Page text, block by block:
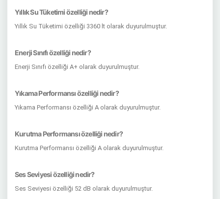
Yıllık Su Tüketimi özelliği nedir?
Yıllık Su Tüketimi özelliği 3360 lt olarak duyurulmuştur.
Enerji Sınıfı özelliği nedir?
Enerji Sınıfı özelliği A+ olarak duyurulmuştur.
Yıkama Performansı özelliği nedir?
Yıkama Performansı özelliği A olarak duyurulmuştur.
Kurutma Performansı özelliği nedir?
Kurutma Performansı özelliği A olarak duyurulmuştur.
Ses Seviyesi özelliği nedir?
Ses Seviyesi özelliği 52 dB olarak duyurulmuştur.